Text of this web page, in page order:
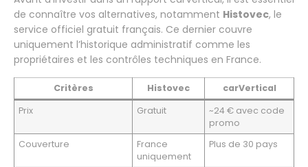
de connaître vos alternatives, notamment Histovec, le
service officiel gratuit français. Ce dernier couvre
uniquement l’historique administratif comme les
propriétaires et les contrôles techniques en France.
Critères Histovec
carVertical
Prix
Gratuit
~24 € avec code
promo
Couverture
France
uniquement
Plus de 30 pays